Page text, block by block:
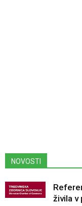
NOVOSTI
živila v